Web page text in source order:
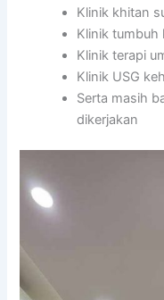
Klinik khitan
Klinik tumbuh
Klinik terapi
Klinik USG
Serta masih
dikerjakan